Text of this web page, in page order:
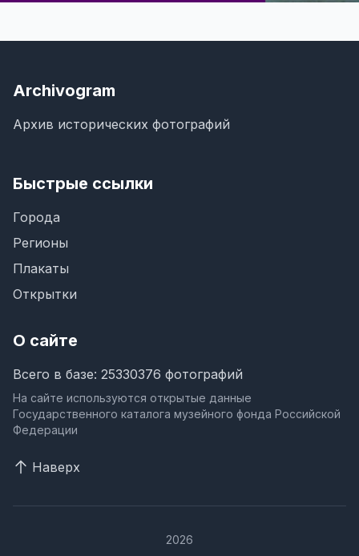
Archivogram
Архив исторических фотографий
Быстрые ссылки
Города
Регионы
Плакаты
Открытки
О сайте
Всего в базе: 25330376 фотографий
На сайте используются открытые данные
Государственного каталога музейного фонда Российской
Федерации
Наверх
2026